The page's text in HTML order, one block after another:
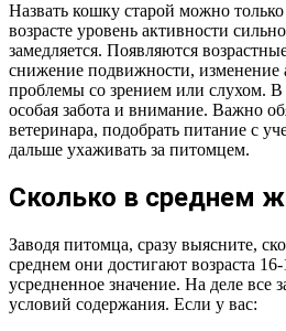
Назвать кошку старой можно
возрасте уровень активности
замедляется. Появляются
снижение подвижности, изменение
проблемы со зрением или слухом. В
особая забота и внимание. Важно
ветеринара, подобрать питание с
дальше ухаживать за питомцем.
Сколько в среднем
Заводя питомца, сразу выясните,
среднем они достигают возраста
усредненное значение. На деле все
условий содержания. Если у вас: